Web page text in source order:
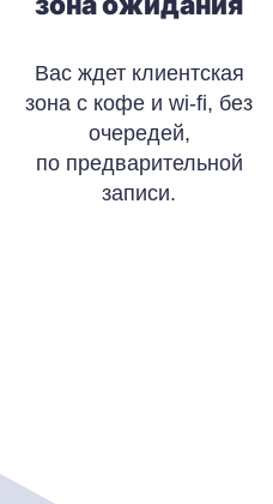
Вас ждет клиентская
зона с кофе и wi-fi, без
очередей,
по предварительной
записи.